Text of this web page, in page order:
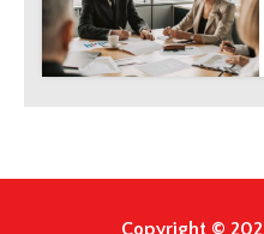
Copyright ©